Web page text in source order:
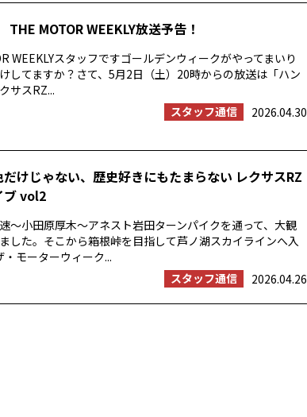
THE MOTOR WEEKLY放送予告！
WEEKLYスタッフですゴールデンウィークがやってまいり
してますか？さて、5月2日（土）20時からの放送は「ハン
サスRZ...
スタッフ通信
2026.04.30
だけじゃない、歴史好きにもたまらない レクサスRZ
ブ vol2
〜小田原厚木〜アネスト岩田ターンパイクを通って、大観
した。そこから箱根峠を目指して芦ノ湖スカイラインへ入
・モーターウィーク...
スタッフ通信
2026.04.26